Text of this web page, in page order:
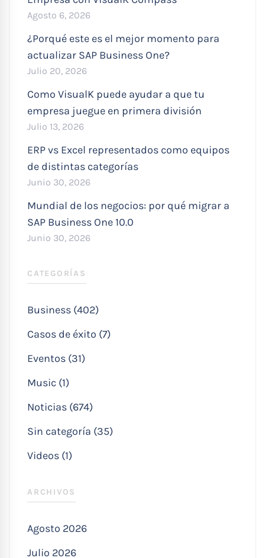
Agosto 6, 2026
¿Porqué este es el mejor momento para
actualizar SAP Business One?
Julio 20, 2026
Como VisualK puede ayudar a que tu
empresa juegue en primera división
Julio 13, 2026
ERP vs Excel representados como equipos
de distintas categorías
Junio 30, 2026
Mundial de los negocios: por qué migrar a
SAP Business One 10.0
Junio 30, 2026
CATEGORÍAS
Business (402)
Casos de éxito (7)
Eventos (31)
Music (1)
Noticias (674)
Sin categoría (35)
Videos (1)
ARCHIVOS
Agosto 2026
Julio 2026